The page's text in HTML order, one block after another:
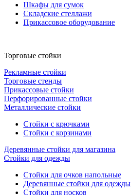
Шкафы для сумок
Складские стеллажи
Прикассовое оборудование
Торговые стойки
Рекламные стойки
Торговые стенды
Прикассовые стойки
Перфорированные стойки
Металлические стойки
Стойки с крючками
Стойки с корзинами
Деревянные стойки для магазина
Стойки для одежды
Стойки для очков напольные
Деревянные стойки для одежды
Стойки для носков